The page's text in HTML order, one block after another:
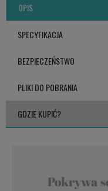
OPIS
SPECYFIKACJA
BEZPIECZEŃSTWO
PLIKI DO POBRANIA
GDZIE KUPIĆ?
Pokrywa